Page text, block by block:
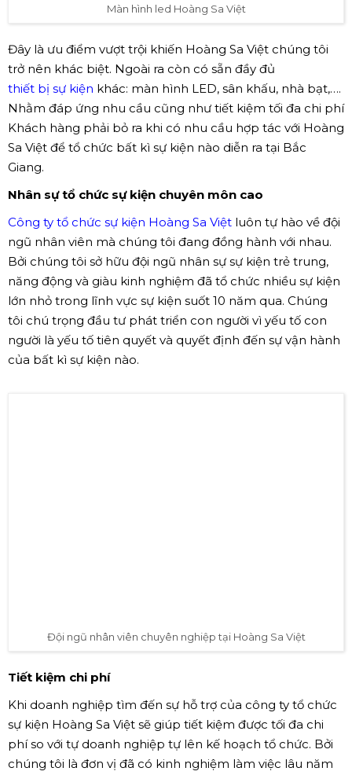
Màn hình led Hoàng Sa Việt
Đây là ưu điểm vượt trội khiến Hoàng Sa Việt chúng tôi
trở nên khác biệt. Ngoài ra còn có sẵn đầy đủ
thiết bị sự kiện khác: màn hình LED, sân khấu, nhà bạt,….
Nhằm đáp ứng nhu cầu cũng như tiết kiệm tối đa chi phí
Khách hàng phải bỏ ra khi có nhu cầu hợp tác với Hoàng
Sa Việt để tổ chức bất kì sự kiện nào diễn ra tại Bắc
Giang.
Nhân sự tổ chức sự kiện chuyên môn cao
Công ty tổ chức sự kiện Hoàng Sa Việt luôn tự hào về đội
ngũ nhân viên mà chúng tôi đang đồng hành với nhau.
Bởi chúng tôi sở hữu đội ngũ nhân sự sự kiện trẻ trung,
năng động và giàu kinh nghiệm đã tổ chức nhiều sự kiện
lớn nhỏ trong lĩnh vực sự kiện suốt 10 năm qua. Chúng
tôi chú trọng đầu tư phát triển con người vì yếu tố con
người là yếu tố tiên quyết và quyết định đến sự vận hành
của bất kì sự kiện nào.
Đội ngũ nhân viên chuyên nghiệp tại Hoàng Sa Việt
Tiết kiệm chi phí
Khi doanh nghiệp tìm đến sự hỗ trợ của công ty tổ chức
sự kiện Hoàng Sa Việt sẽ giúp tiết kiệm được tối đa chi
phí so với tự doanh nghiệp tự lên kế hoạch tổ chức. Bởi
chúng tôi là đơn vị đã có kinh nghiệm làm việc lâu năm